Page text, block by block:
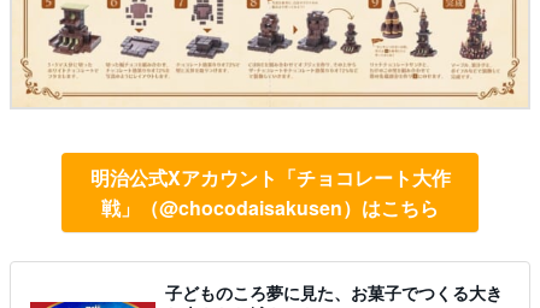
明治公式Xアカウント「チョコレート大作
戦」（@chocodaisakusen）はこちら
子どものころ夢に見た、お菓子でつくる大き